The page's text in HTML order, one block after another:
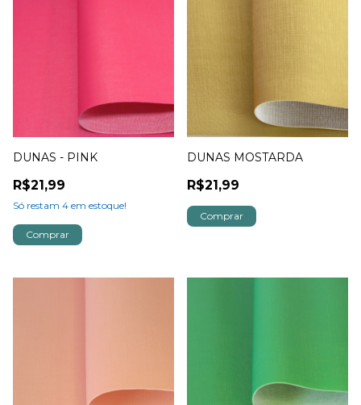
DUNAS - PINK
R$21,99
Só restam 4 em estoque!
DUNAS MOSTARDA
R$21,99